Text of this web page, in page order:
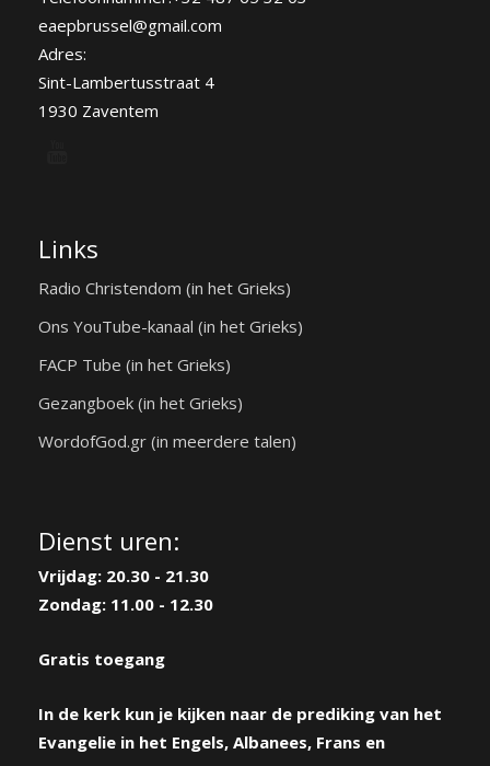
eaepbrussel@gmail.com
Adres:
Sint-Lambertusstraat 4
1930 Zaventem
Links
Radio Christendom (in het Grieks)
Ons YouTube-kanaal (in het Grieks)
FACP Tube (in het Grieks)
Gezangboek (in het Grieks)
WordofGod.gr (in meerdere talen)
Dienst uren:
Vrijdag: 20.30 - 21.30
Zondag: 11.00 - 12.30
Gratis toegang
In de kerk kun je kijken naar de prediking van het
Evangelie in het Engels, Albanees, Frans en